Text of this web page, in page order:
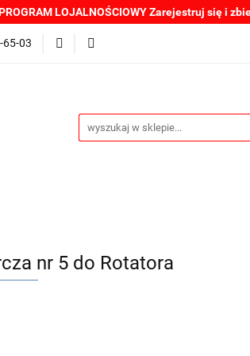
LOJALNOŚCIOWY Zarejestruj się i
65-03
BESTSELLERY
nr 5 do Rotatora